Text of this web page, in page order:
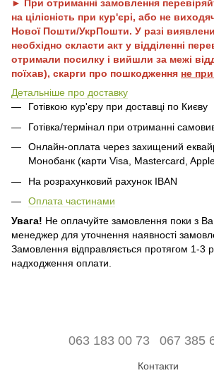
► При отриманні замовлення
на цілісність при кур'єрі, або не
Нової Пошти/УкрПошти. У разі
необхідно скласти акт у відділенні
отримали посилку і вийшли за межі
поїхав), скарги про пошкодження не
Детальніше про доставку
Готівкою кур'єру при доставці по Києву
Готівка/термінал при отриманні
Онлайн-оплата через захищений
Монобанк (карти Visa, Mastercard,
На розрахунковий рахунок IBAN
Оплата частинами
Увага! Не оплачуйте замовлення поки з
менеджер для уточнення наявності
Замовлення відправляється протягом 1-3
надходження оплати.
063 183 00 73 067 385
Контакти